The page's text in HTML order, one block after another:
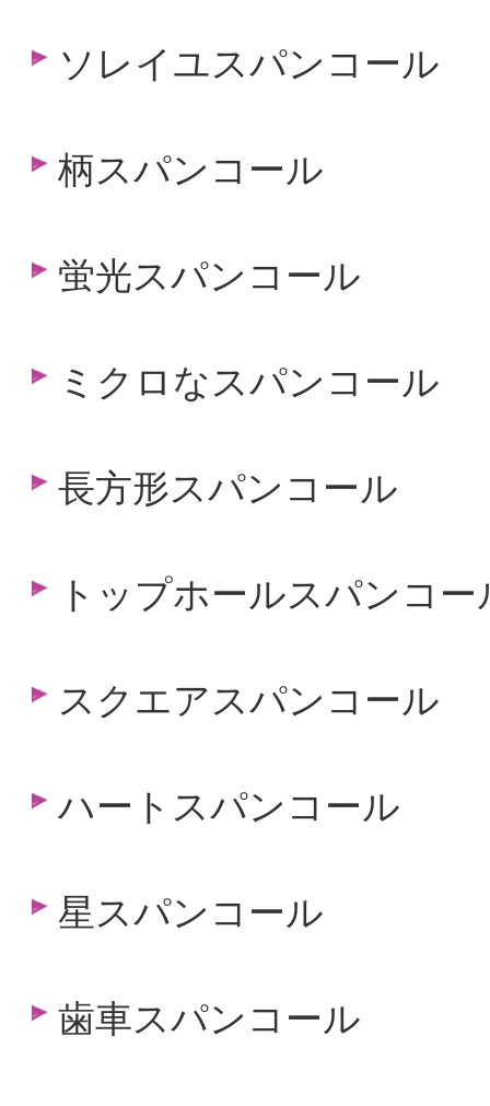
ソレイユスパンコール
柄スパンコール
蛍光スパンコール
ミクロなスパンコール
長方形スパンコール
トップホールスパンコー
スクエアスパンコール
ハートスパンコール
星スパンコール
歯車スパンコール